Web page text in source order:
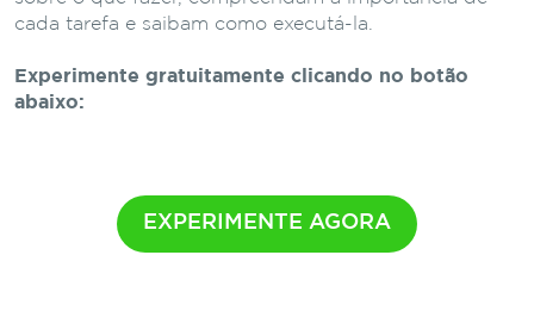
cada tarefa e saibam como executá-la.
Experimente gratuitamente clicando no botão
abaixo:
EXPERIMENTE AGORA